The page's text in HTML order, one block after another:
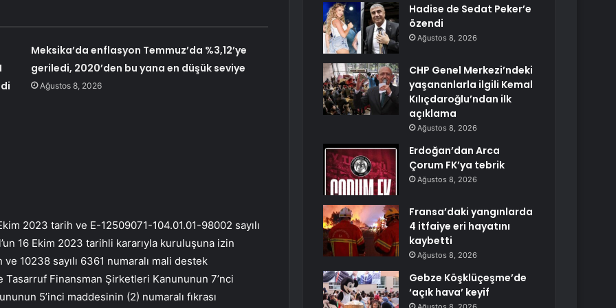
Meksika’da enflasyon Temmuz’da %3,12’ye
geriledi, 2020’den bu yana en düşük seviye
Ağustos 8, 2026
2023 tarih ve E-12509071-104.01.01-98002 sayılı
16 Ekim 2023 tarihli kararıyla kuruluşuna izin
10238 sayılı 6361 numaralı mali destek
Tasarruf Finansman Şirketleri Kanununun 7’nci
5’inci maddesinin (2) numaralı fıkrası
Hadise de Sedat Peker’e
özendi
Ağustos 8, 2026
CHP Genel Merkezi’ndeki
yaşananlarla ilgili Kemal
Kılıçdaroğlu’ndan ilk
açıklama
Ağustos 8, 2026
Erdoğan’dan Arca
Çorum FK’ya tebrik
Ağustos 8, 2026
Fransa’daki yangınlarda
4 itfaiye eri hayatını
kaybetti
Ağustos 8, 2026
Gebze Köşklüçeşme’de
‘açık hava’ keyif